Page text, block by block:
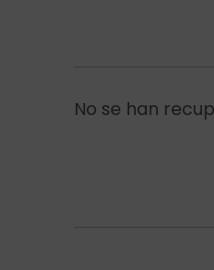
No se han